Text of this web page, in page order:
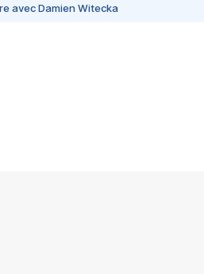
avec Damien Witecka